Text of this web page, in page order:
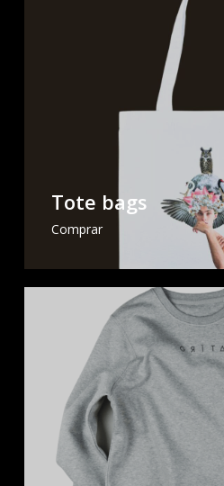
Tote bags
Comprar